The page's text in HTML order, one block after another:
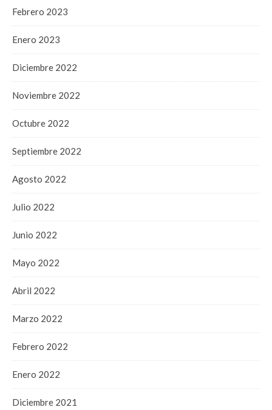
Febrero 2023
Enero 2023
Diciembre 2022
Noviembre 2022
Octubre 2022
Septiembre 2022
Agosto 2022
Julio 2022
Junio 2022
Mayo 2022
Abril 2022
Marzo 2022
Febrero 2022
Enero 2022
Diciembre 2021